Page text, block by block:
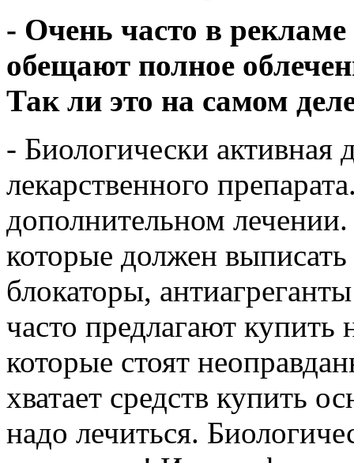
- Очень часто в
обещают полное
Так ли это на самом
- Биологически активная
лекарственного
дополнительном
которые должен
блокаторы,
часто предлагают купить
которые стоят
хватает средств купить
надо лечиться.